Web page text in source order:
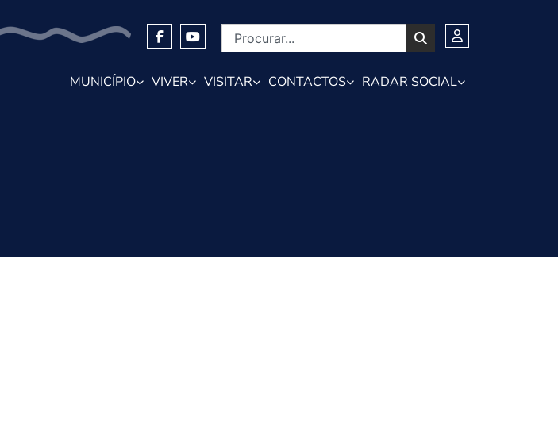
MUNICÍPIO VIVER VISITAR CONTACTOS RADAR SOCIAL